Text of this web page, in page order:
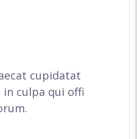
cupidatat
culpa qui offi